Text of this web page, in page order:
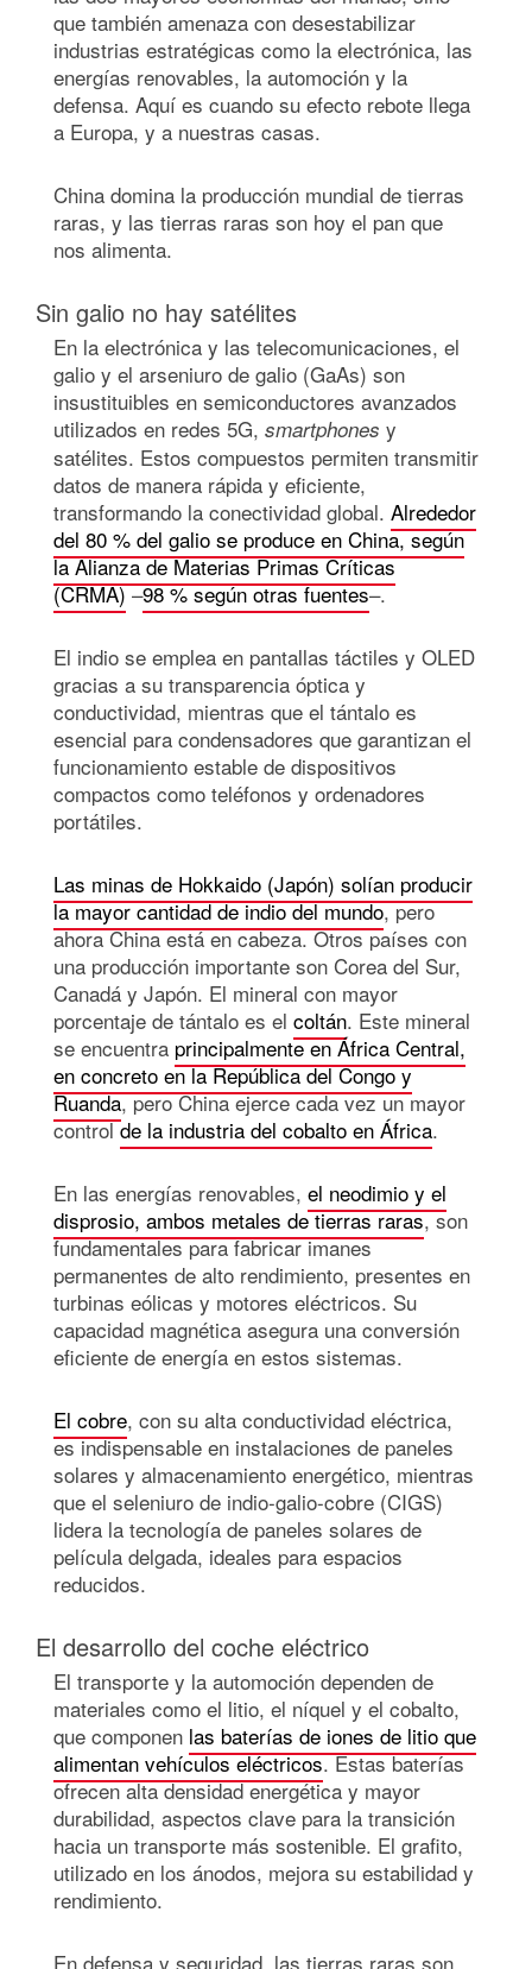
que también amenaza con desestabilizar
industrias estratégicas como la electrónica, las
energías renovables, la automoción y la
defensa. Aquí es cuando su efecto rebote llega
a Europa, y a nuestras casas.
China domina la producción mundial de tierras
raras, y las tierras raras son hoy el pan que
nos alimenta.
Sin galio no hay satélites
En la electrónica y las telecomunicaciones, el
galio y el arseniuro de galio (GaAs) son
insustituibles en semiconductores avanzados
utilizados en redes 5G, smartphones y
satélites. Estos compuestos permiten transmitir
datos de manera rápida y eficiente,
transformando la conectividad global. Alrededor
del 80 % del galio se produce en China, según
la Alianza de Materias Primas Críticas
(CRMA)–98 % según otras fuentes–.
El indio se emplea en pantallas táctiles y OLED
gracias a su transparencia óptica y
conductividad, mientras que el tántalo es
esencial para condensadores que garantizan el
funcionamiento estable de dispositivos
compactos como teléfonos y ordenadores
portátiles.
Las minas de Hokkaido (Japón) solían producir
la mayor cantidad de indio del mundo, pero
ahora China está en cabeza. Otros países con
una producción importante son Corea del Sur,
Canadá y Japón. El mineral con mayor
porcentaje de tántalo es el coltán. Este mineral
se encuentra principalmente en África Central,
en concreto en la República del Congo y
Ruanda, pero China ejerce cada vez un mayor
controlde la industria del cobalto en África.
En las energías renovables, el neodimio y el
disprosio, ambos metales de tierras raras, son
fundamentales para fabricar imanes
permanentes de alto rendimiento, presentes en
turbinas eólicas y motores eléctricos. Su
capacidad magnética asegura una conversión
eficiente de energía en estos sistemas.
El cobre, con su alta conductividad eléctrica,
es indispensable en instalaciones de paneles
solares y almacenamiento energético, mientras
que el seleniuro de indio-galio-cobre (CIGS)
lidera la tecnología de paneles solares de
película delgada, ideales para espacios
reducidos.
El desarrollo del coche eléctrico
El transporte y la automoción dependen de
materiales como el litio, el níquel y el cobalto,
que componen las baterías de iones de litio que
alimentan vehículos eléctricos. Estas baterías
ofrecen alta densidad energética y mayor
durabilidad, aspectos clave para la transición
hacia un transporte más sostenible. El grafito,
utilizado en los ánodos, mejora su estabilidad y
rendimiento.
En defensa y seguridad, las tierras raras son